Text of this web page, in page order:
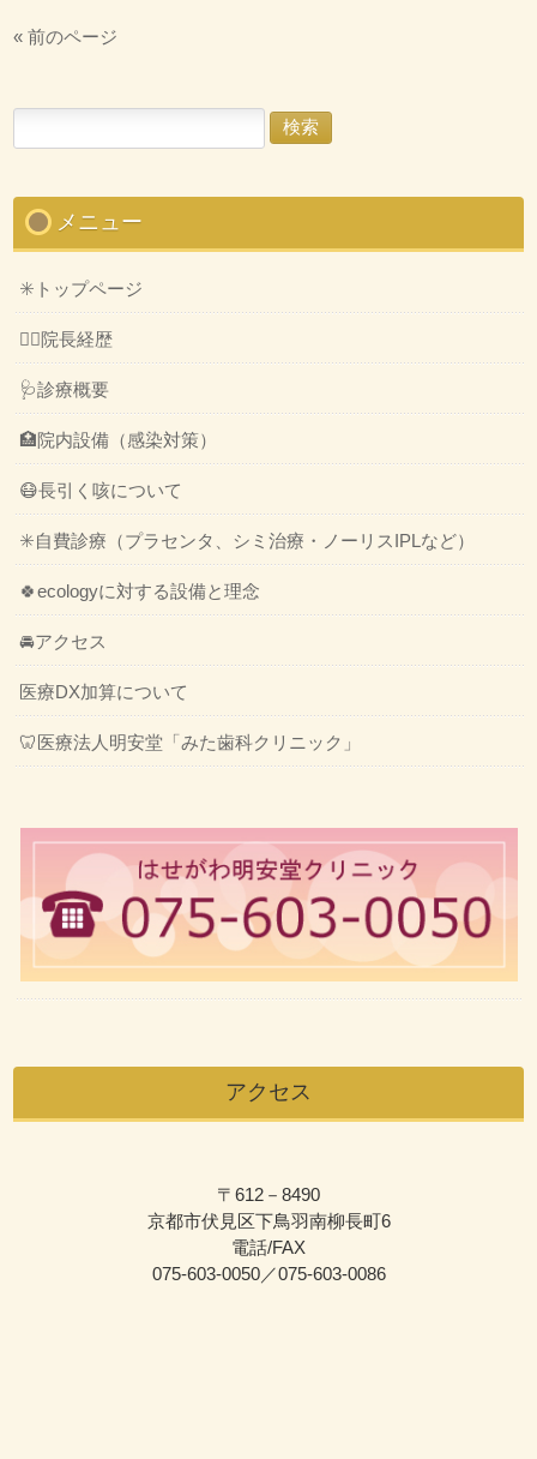
« 前のページ
索:
メニュー
✳️トップページ
👨‍⚕️院長経歴
🩺診療概要
🏥院内設備（感染対策）
😷長引く咳について
✳️自費診療（プラセンタ、シミ治療・ノーリスIPLなど）
🍀ecologyに対する設備と理念
🚘アクセス
医療DX加算について
🦷医療法人明安堂「みた歯科クリニック」
アクセス
〒612－8490
京都市伏見区下鳥羽南柳長町6
電話/FAX
075-603-0050／075-603-0086